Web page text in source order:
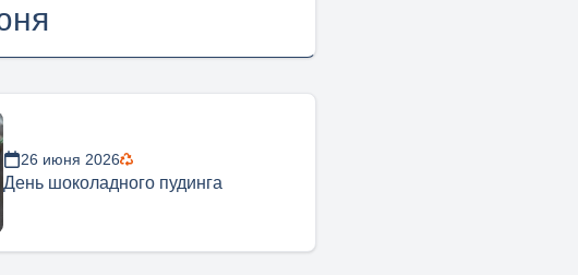
26 июня 2026
День шоколадного пудинга